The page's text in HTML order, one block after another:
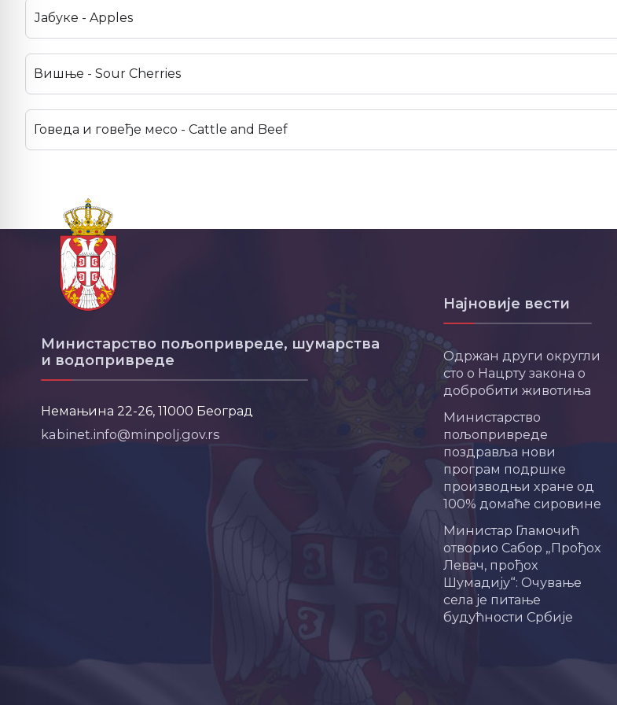
Јабуке - Apples
Вишње - Sour Cherries
Говеда и говеђе месо - Cattle and Beef
Министарство пољопривреде, шумарства
и водопривреде
Немањина 22-26, 11000 Београд
kabinet.info@minpolj.gov.rs
Најновије вести
Одржан други округли
сто о Нацрту закона о
добробити животиња
Министарство
пољопривреде
поздравља нови
програм подршке
производњи хране од
100% домаће сировине
Министар Гламочић
отворио Сабор „Прођох
Левач, прођох
Шумадију“: Очување
села је питање
будућности Србије